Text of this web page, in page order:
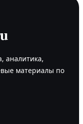
аналитика,
материалы по